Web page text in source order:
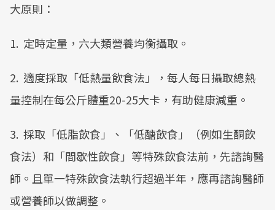
大原則：
1. 定時定量，六大類營養均衡攝取。
2. 適度採取「低熱量飲食法」，每人每日攝取總熱
量控制在每公斤體重20-25大卡，有助健康減重。
3. 採取「低脂飲食」、「低醣飲食」（例如生酮飲
食法）和「間歇性飲食」等特殊飲食法前，先諮詢醫
師。且單一特殊飲食法執行超過半年，應再諮詢醫師
或營養師以做調整。